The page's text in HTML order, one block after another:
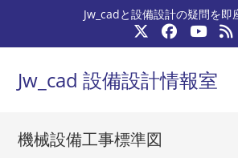
テ
Jw_cadと設備設計の疑問を即
Jw_cad 設備設計情報室
機械設備工事標準図